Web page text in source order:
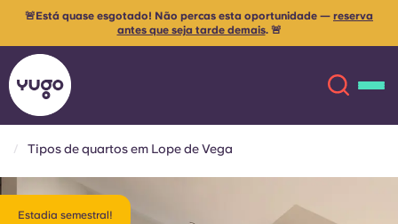
🚨Está quase esgotado! Não percas esta oportunidade — reserva
antes que seja tarde demais. 🚨
Tipos de quartos em Lope de Vega
Estadia semestral!